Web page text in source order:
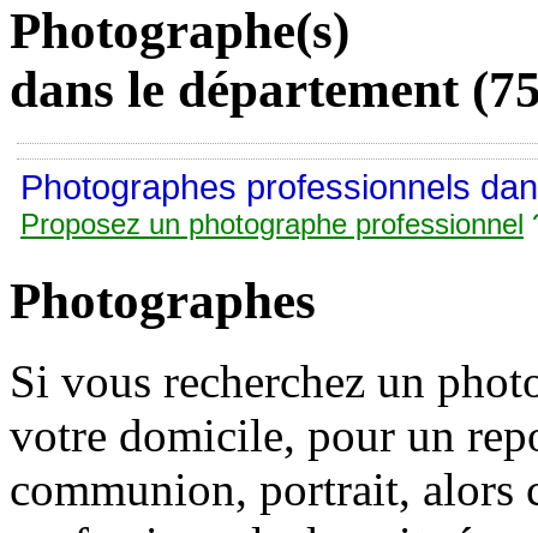
Photographe(s)
dans le département
Photographes professionnels
Proposez un photographe professionnel
Photographes
Si vous recherchez un
votre domicile, pour un
communion, portrait, alors